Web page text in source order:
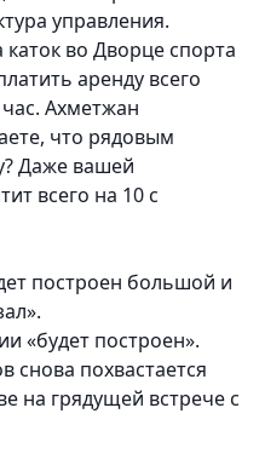
управления.
во Дворце спорта
аренду всего
час. Ахметжан
что рядовым
Даже вашей
всего на 10 с
построен большой и
«будет построен».
похвастается
на грядущей встрече с